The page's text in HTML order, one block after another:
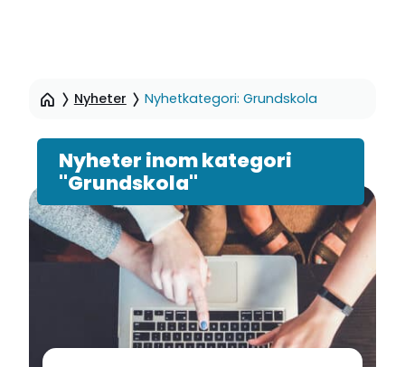
sidinnehåll
Nyheter Nyhetkategori: Grundskola
Nyheter inom kategori
"Grundskola"